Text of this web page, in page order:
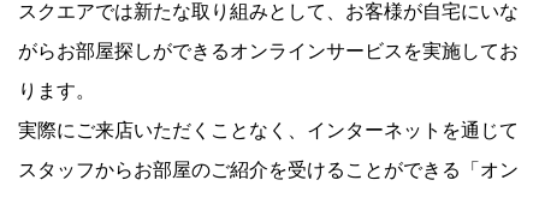
スクエアでは新たな取り組みとして、お客様が自宅にいな
がらお部屋探しができるオンラインサービスを実施してお
ります。
実際にご来店いただくことなく、インターネットを通じて
スタッフからお部屋のご紹介を受けることができる「オン